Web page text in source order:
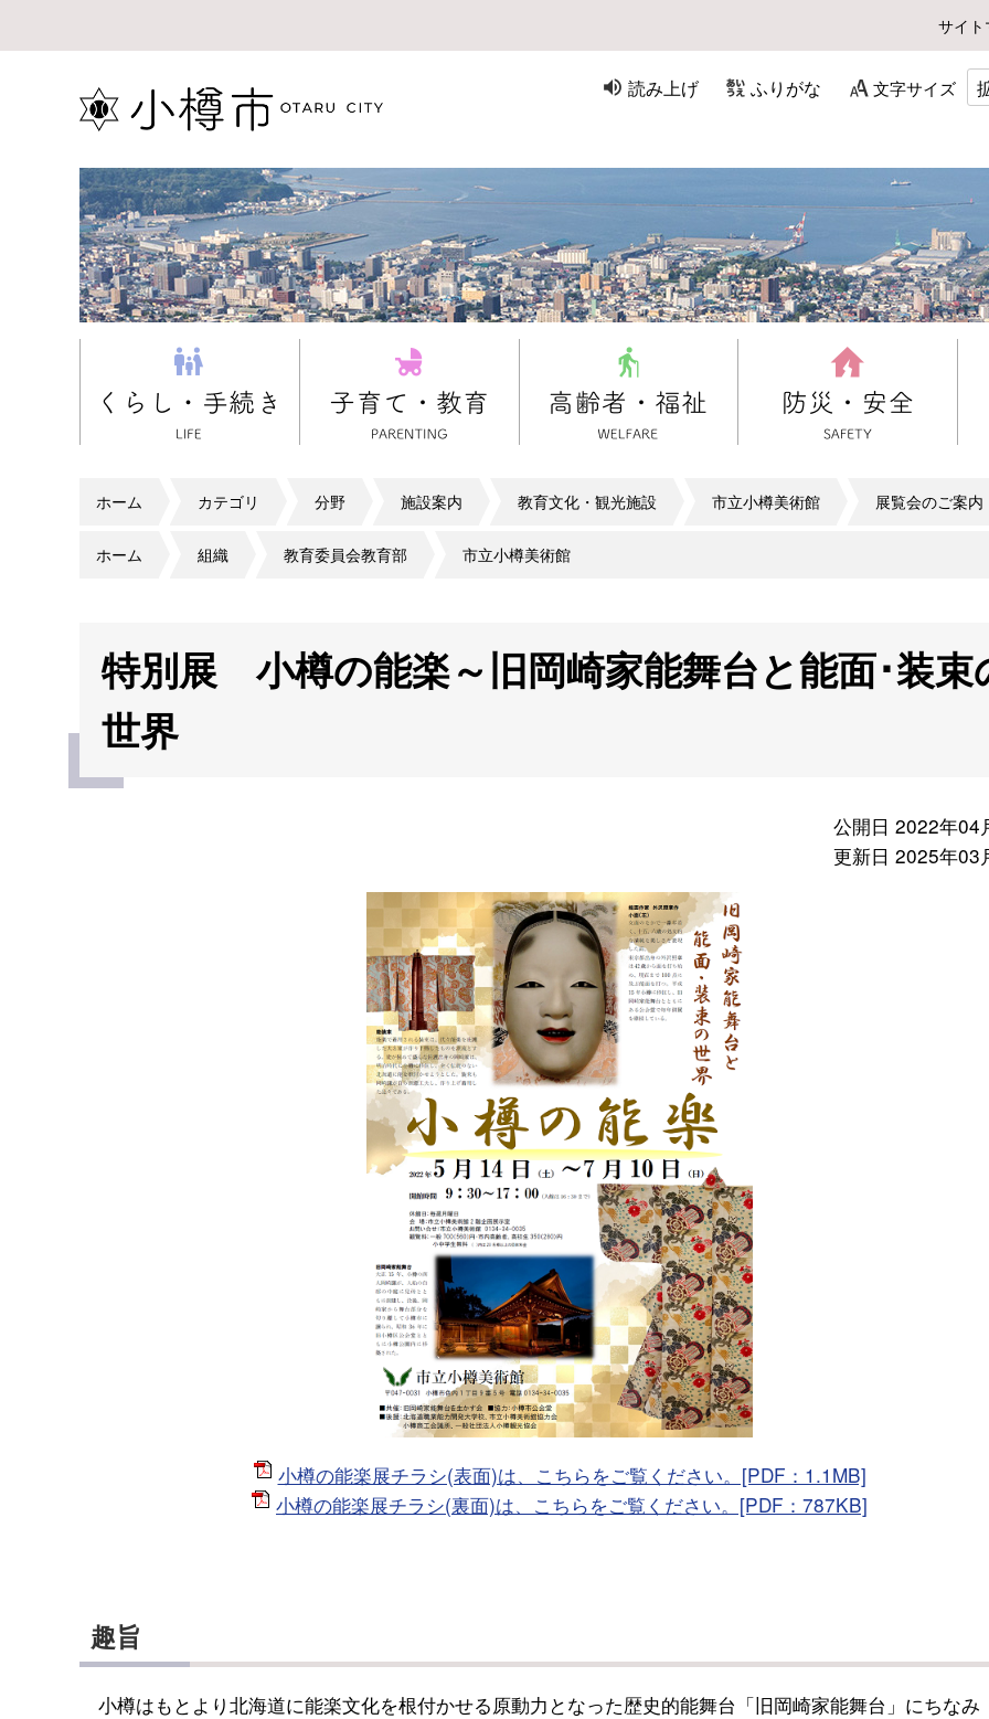
サイ
読み上げ ふりがな 文字サイズ
ホーム カテゴリ 分野 施設案内 教育文化・観光施設 市立小樽美術館 展覧会のご案内
ホーム 組織 教育委員会教育部 市立小樽美術館
特別展 小樽の能楽～旧岡崎家能舞台と能面･装束
世界
公開日 2022年04
更新日 2025年03
小樽の能楽展チラシ(表面)は、こちらをご覧ください。[PDF：1.1MB]
小樽の能楽展チラシ(裏面)は、こちらをご覧ください。[PDF：787KB]
趣旨
小樽はもとより北海道に能楽文化を根付かせる原動力となった歴史的能舞台「旧岡崎家能舞台」にちなみ